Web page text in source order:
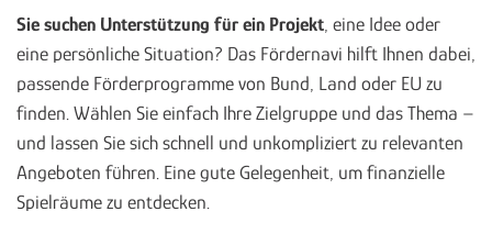
Sie suchen Unterstützung für ein Projekt, eine Idee oder
eine persönliche Situation? Das Fördernavi hilft Ihnen dabei,
passende Förderprogramme von Bund, Land oder EU zu
finden. Wählen Sie einfach Ihre Zielgruppe und das Thema –
und lassen Sie sich schnell und unkompliziert zu relevanten
Angeboten führen. Eine gute Gelegenheit, um finanzielle
Spielräume zu entdecken.